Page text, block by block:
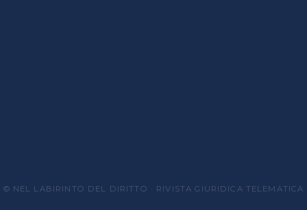
© NEL LABIRINTO DEL DIRITTO · RIVISTA GIURIDICA TELEMATICA